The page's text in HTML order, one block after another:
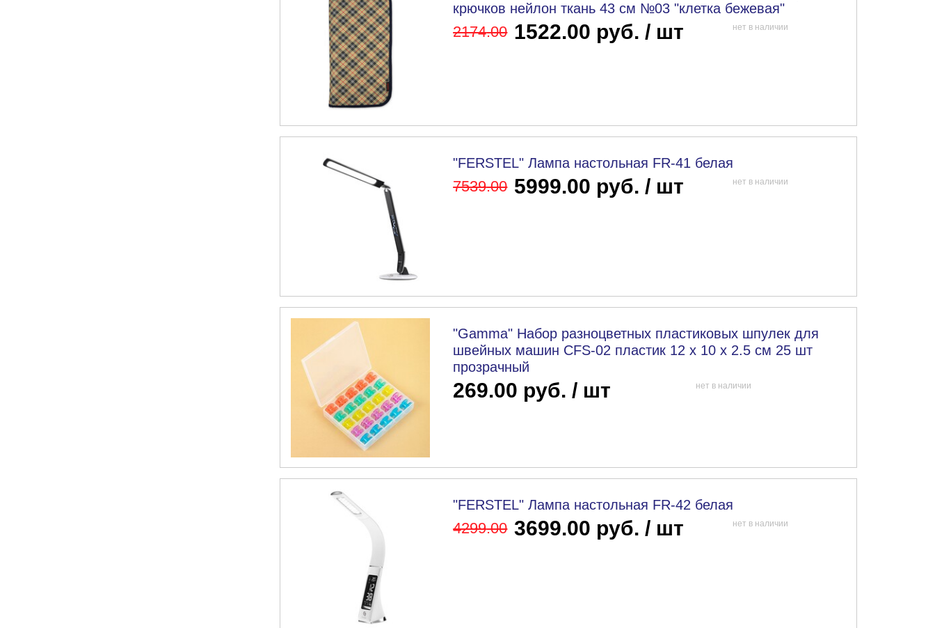
крючков нейлон ткань 43 см №03 "клетка бежевая"
2174.00 1522.00 руб. / шт нет в наличии
"FERSTEL" Лампа настольная FR-41 белая
7539.00 5999.00 руб. / шт нет в наличии
"Gamma" Набор разноцветных пластиковых шпулек для
швейных машин CFS-02 пластик 12 x 10 x 2.5 см 25 шт
прозрачный
269.00 руб. / шт нет в наличии
"FERSTEL" Лампа настольная FR-42 белая
4299.00 3699.00 руб. / шт нет в наличии